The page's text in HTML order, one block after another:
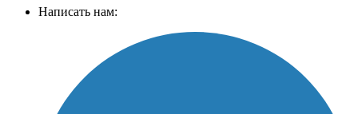
Написать нам: